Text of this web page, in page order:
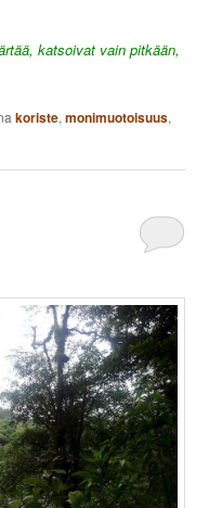
katsoivat vain pitkään,
koriste,monimuotoisuus,